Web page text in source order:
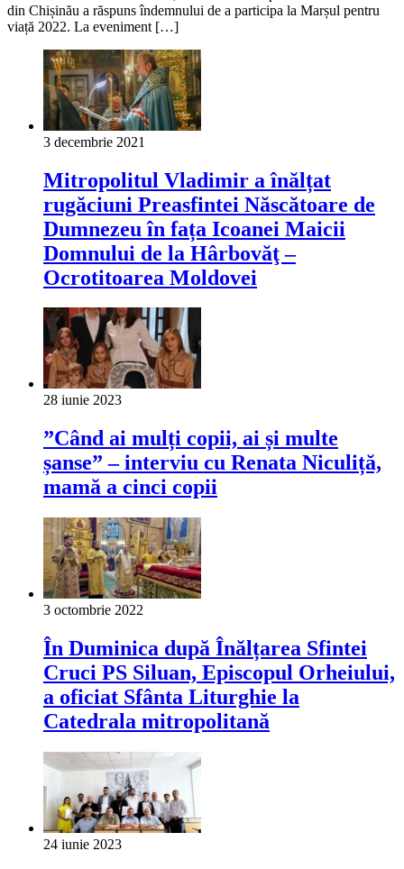
din Chișinău a răspuns îndemnului de a participa la Marșul pentru
viață 2022. La eveniment […]
3 decembrie 2021
Mitropolitul Vladimir a înălțat
rugăciuni Preasfintei Născătoare de
Dumnezeu în fața Icoanei Maicii
Domnului de la Hârbovăţ –
Ocrotitoarea Moldovei
28 iunie 2023
”Când ai mulți copii, ai și multe
șanse” – interviu cu Renata Niculiță,
mamă a cinci copii
3 octombrie 2022
În Duminica după Înălțarea Sfintei
Cruci PS Siluan, Episcopul Orheiului,
a oficiat Sfânta Liturghie la
Catedrala mitropolitană
24 iunie 2023